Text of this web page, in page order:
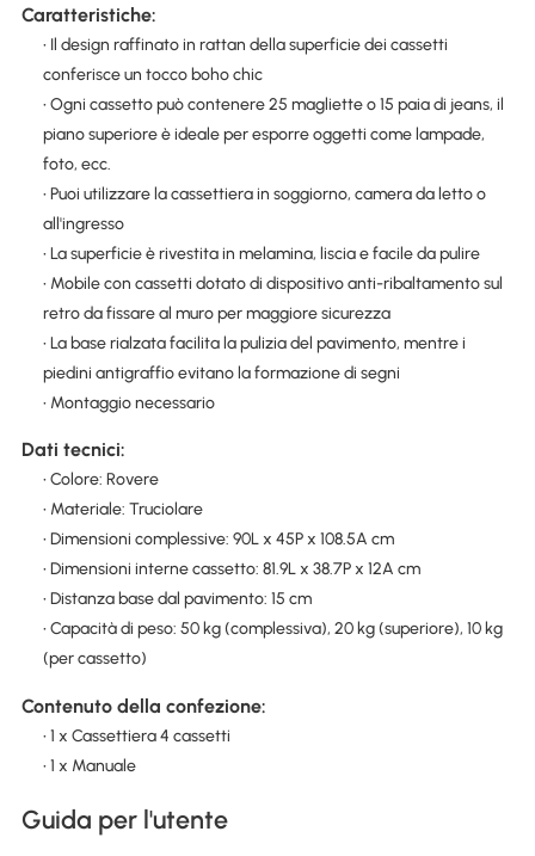
Caratteristiche:
• Il design raffinato in rattan della superficie dei cassetti
conferisce un tocco boho chic
• Ogni cassetto può contenere 25 magliette o 15 paia di jeans, il
piano superiore è ideale per esporre oggetti come lampade,
foto, ecc.
• Puoi utilizzare la cassettiera in soggiorno, camera da letto o
all'ingresso
• La superficie è rivestita in melamina, liscia e facile da pulire
• Mobile con cassetti dotato di dispositivo anti-ribaltamento sul
retro da fissare al muro per maggiore sicurezza
• La base rialzata facilita la pulizia del pavimento, mentre i
piedini antigraffio evitano la formazione di segni
• Montaggio necessario
Dati tecnici:
• Colore: Rovere
• Materiale: Truciolare
• Dimensioni complessive: 90L x 45P x 108.5A cm
• Dimensioni interne cassetto: 81.9L x 38.7P x 12A cm
• Distanza base dal pavimento: 15 cm
• Capacità di peso: 50 kg (complessiva), 20 kg (superiore), 10 kg
(per cassetto)
Contenuto della confezione:
• 1 x Cassettiera 4 cassetti
• 1 x Manuale
Guida per l'utente